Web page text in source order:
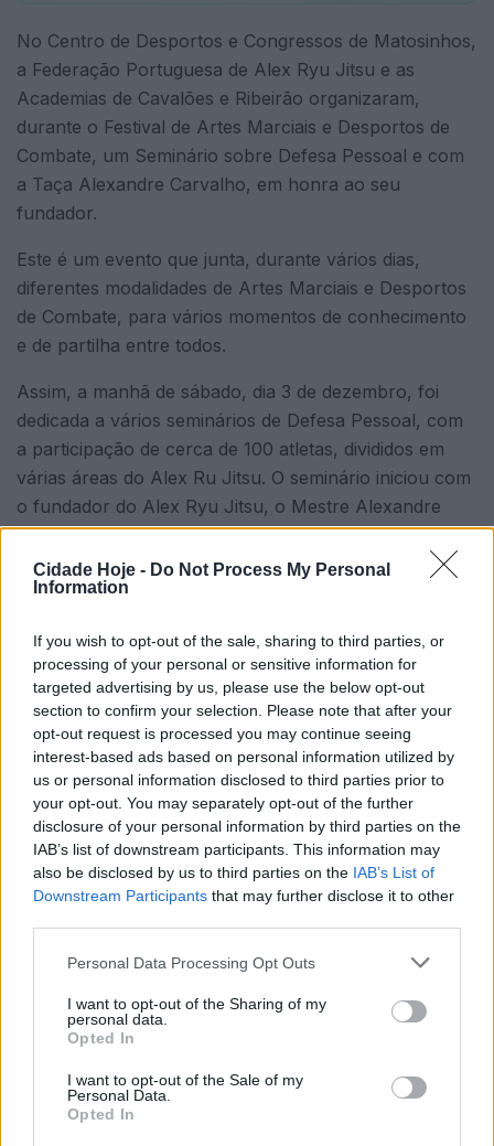
Cidade Hoje - Do Not Process My Personal
Information
If you wish to opt-out of the sale, sharing to third parties, or
processing of your personal or sensitive information for
targeted advertising by us, please use the below opt-out
section to confirm your selection. Please note that after your
opt-out request is processed you may continue seeing
interest-based ads based on personal information utilized by
us or personal information disclosed to third parties prior to
your opt-out. You may separately opt-out of the further
disclosure of your personal information by third parties on the
IAB’s list of downstream participants. This information may
also be disclosed by us to third parties on the IAB’s List of
Downstream Participants that may further disclose it to other
Personal Data Processing Opt Outs
I want to opt-out of the Sharing of my
personal data.
Opted In
I want to opt-out of the Sale of my
Personal Data.
Opted In
No Centro de Desportos e Congressos de Matosinhos,
a Federação Portuguesa de Alex Ryu Jitsu e as
Academias de Cavalões e Ribeirão organizaram,
durante o Festival de Artes Marciais e Desportos de
Combate, um Seminário sobre Defesa Pessoal e com
a Taça Alexandre Carvalho, em honra ao seu
fundador.
Este é um evento que junta, durante vários dias,
diferentes modalidades de Artes Marciais e Desportos
de Combate, para vários momentos de conhecimento
e de partilha entre todos.
Assim, a manhã de sábado, dia 3 de dezembro, foi
dedicada a vários seminários de Defesa Pessoal, com
a participação de cerca de 100 atletas, divididos em
várias áreas do Alex Ru Jitsu. O seminário iniciou com
o fundador do Alex Ryu Jitsu, o Mestre Alexandre
Carvalho, e logo de seguida entraram em ação os
mestres Manuel Cunha, Fernando Carvalhal, Carlos,
Luís Faria, António Pinto, Nuno Vieira, Laurindo
Tavares, Carlos Sá.
Durante o seminário ficou demonstrada a riqueza, a
complexidade e o quão abrangente são as técnicas de
defesa pessoal Alex Ryu Jitsu, que podem ser
utilizadas contra agressões na rua, contra várias
armas assim como de mão nua.
Mas como indicado pelos Mestres do Alex Ryu Jitsu,
esta modalidade, nascida em Famalicão, procura em
e só em defesa.